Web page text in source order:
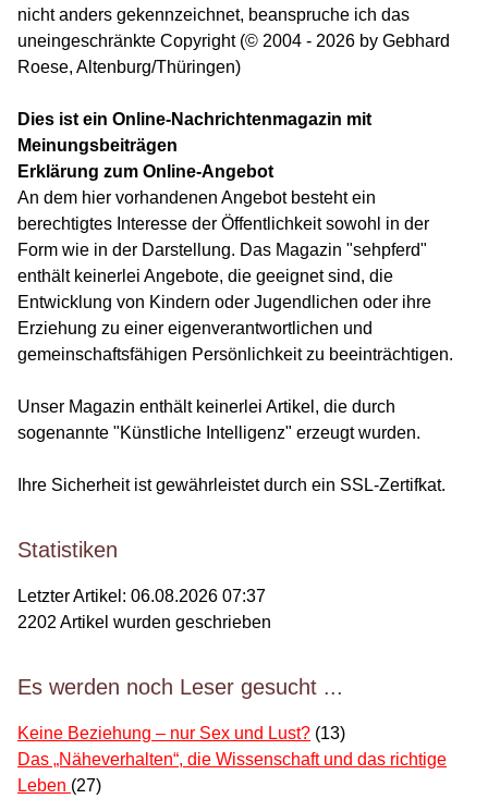
nicht anders gekennzeichnet, beanspruche ich das
uneingeschränkte Copyright (© 2004 - 2026 by Gebhard
Roese, Altenburg/Thüringen)
Dies ist ein Online-Nachrichtenmagazin mit
Meinungsbeiträgen
Erklärung zum Online-Angebot
An dem hier vorhandenen Angebot besteht ein
berechtigtes Interesse der Öffentlichkeit sowohl in der
Form wie in der Darstellung. Das Magazin "sehpferd"
enthält keinerlei Angebote, die geeignet sind, die
Entwicklung von Kindern oder Jugendlichen oder ihre
Erziehung zu einer eigenverantwortlichen und
gemeinschaftsfähigen Persönlichkeit zu beeinträchtigen.
Unser Magazin enthält keinerlei Artikel, die durch
sogenannte "Künstliche Intelligenz" erzeugt wurden.
Ihre Sicherheit ist gewährleistet durch ein SSL-Zertifkat.
Statistiken
Letzter Artikel: 06.08.2026 07:37
2202 Artikel wurden geschrieben
Es werden noch Leser gesucht ...
Keine Beziehung – nur Sex und Lust? (13)
Das „Näheverhalten“, die Wissenschaft und das richtige
Leben (27)